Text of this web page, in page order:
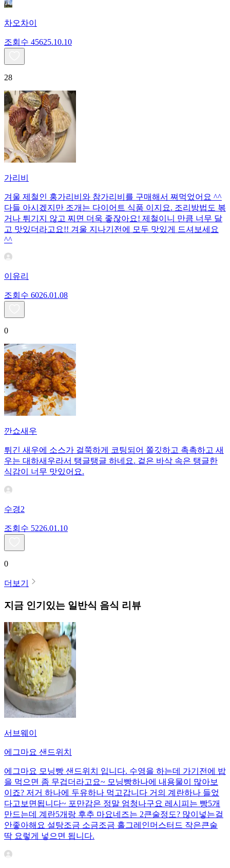
차오차이
조회수 45625.10.10
28
가리비
겨울 제철인 홍가리비와 참가리비를 구매해서 쪄먹었어요 ^^
다들 아시겠지만 조개는 다이어트 식품 이지요. 조리방법도 볶
거나 튀기지 않고 찌면 더욱 좋잖아요! 제철이니 만큼 너무 달
고 맛있더라고요!! 겨울 지나기전에 모두 맛있게 드셔보세요
^^
이유리
조회수 6026.01.08
0
깐쇼새우
튀긴 새우에 소스가 걸쭉하게 코팅되어 쫄깃하고 촉촉하고 새
우는 대하새우라서 탱글탱글 하네요. 겉은 바삭 속은 탱글한
식감이 너무 맛있어요.
수경2
조회수 5226.01.10
0
더보기
지금 인기있는 일반식 음식 리뷰
서브웨이
에그마요 샌드위치
에그마요 모닝빵 샌드위치 입니다. 수영을 하는데 가기전에 밥
을 먹으면 좀 무겁더라고요~ 모닝빵하나에 내용물이 많아보
이죠? 저거 하나에 두유하나 먹고갑니다 거의 계란하나 들었
다고보면됩니다~ 포만감은 정말 엄청나구요 레시피는 빵5개
만드는데 계란5개랑 후추 마요네즈는 2큰술정도? 많이넣는걸
안좋아해요 설탕조금 소금조금 홀그레인머스터드 작은큰술
딱 요렇게 넣으면 됩니다.